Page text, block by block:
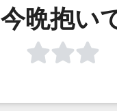
今晩抱い